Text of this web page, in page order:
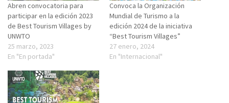
Abren convocatoria para
participar en la edición 2023
de Best Tourism Villages by
UNWTO
25 marzo, 2023
En "En portada"
Convoca la Organización
Mundial de Turismo a la
edición 2024 de la iniciativa
“Best Tourism Villages”
27 enero, 2024
En "Internacional"